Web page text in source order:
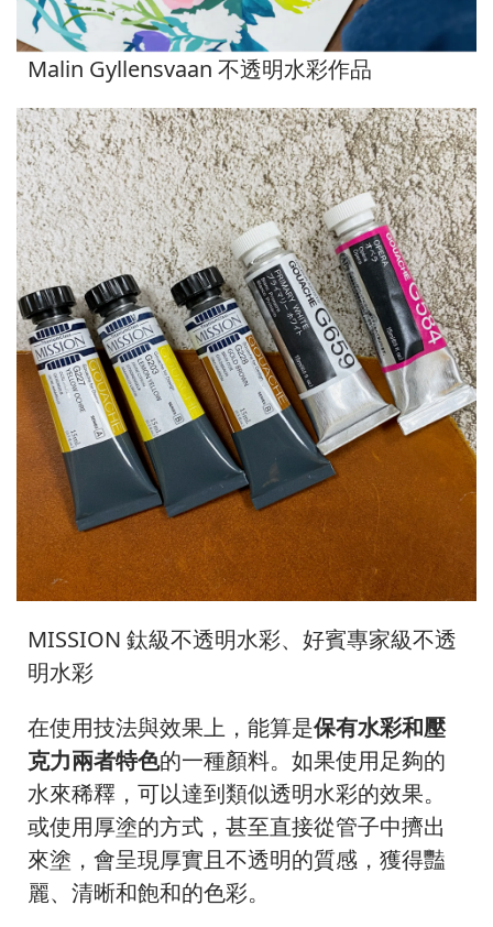
Malin Gyllensvaan 不透明水彩作品
MISSION 鈦級不透明水彩、好賓專家級不透
明水彩
在使用技法與效果上，能算是保有水彩和壓
克力兩者特色的一種顏料。如果使用足夠的
水來稀釋，可以達到類似透明水彩的效果。
或使用厚塗的方式，甚至直接從管子中擠出
來塗，會呈現厚實且不透明的質感，獲得豔
麗、清晰和飽和的色彩。